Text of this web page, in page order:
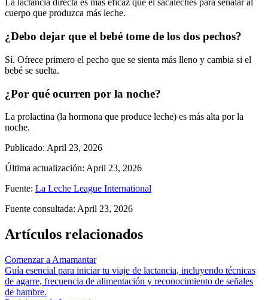
La lactancia directa es más eficaz que el sacaleches para señalar al
cuerpo que produzca más leche.
¿Debo dejar que el bebé tome de los dos pechos?
Sí. Ofrece primero el pecho que se sienta más lleno y cambia si el
bebé se suelta.
¿Por qué ocurren por la noche?
La prolactina (la hormona que produce leche) es más alta por la
noche.
Publicado: April 23, 2026
Última actualización: April 23, 2026
Fuente: La Leche League International
Fuente consultada: April 23, 2026
Artículos relacionados
Comenzar a Amamantar
Guía esencial para iniciar tu viaje de lactancia, incluyendo técnicas
de agarre, frecuencia de alimentación y reconocimiento de señales
de hambre.